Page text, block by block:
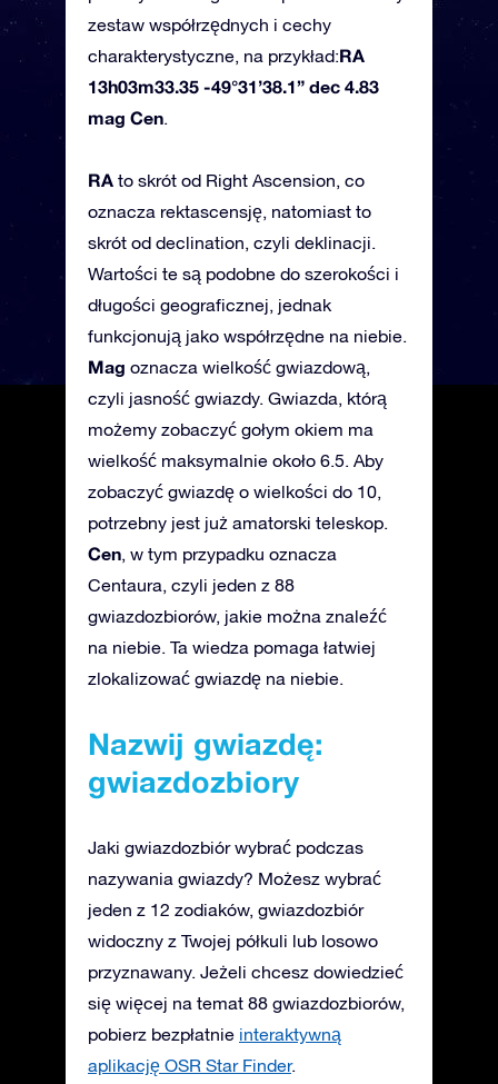
zestaw współrzędnych i cechy
charakterystyczne, na przykład:RA
13h03m33.35 -49°31’38.1” dec 4.83
mag Cen.
RA to skrót od Right Ascension, co
oznacza rektascensję, natomiast to
skrót od declination, czyli deklinacji.
Wartości te są podobne do szerokości i
długości geograficznej, jednak
funkcjonują jako współrzędne na niebie.
Mag oznacza wielkość gwiazdową,
czyli jasność gwiazdy. Gwiazda, którą
możemy zobaczyć gołym okiem ma
wielkość maksymalnie około 6.5. Aby
zobaczyć gwiazdę o wielkości do 10,
potrzebny jest już amatorski teleskop.
Cen, w tym przypadku oznacza
Centaura, czyli jeden z 88
gwiazdozbiorów, jakie można znaleźć
na niebie. Ta wiedza pomaga łatwiej
zlokalizować gwiazdę na niebie.
Nazwij gwiazdę:
gwiazdozbiory
Jaki gwiazdozbiór wybrać podczas
nazywania gwiazdy? Możesz wybrać
jeden z 12 zodiaków, gwiazdozbiór
widoczny z Twojej półkuli lub losowo
przyznawany. Jeżeli chcesz dowiedzieć
się więcej na temat 88 gwiazdozbiorów,
pobierz bezpłatnie interaktywną
aplikację OSR Star Finder.